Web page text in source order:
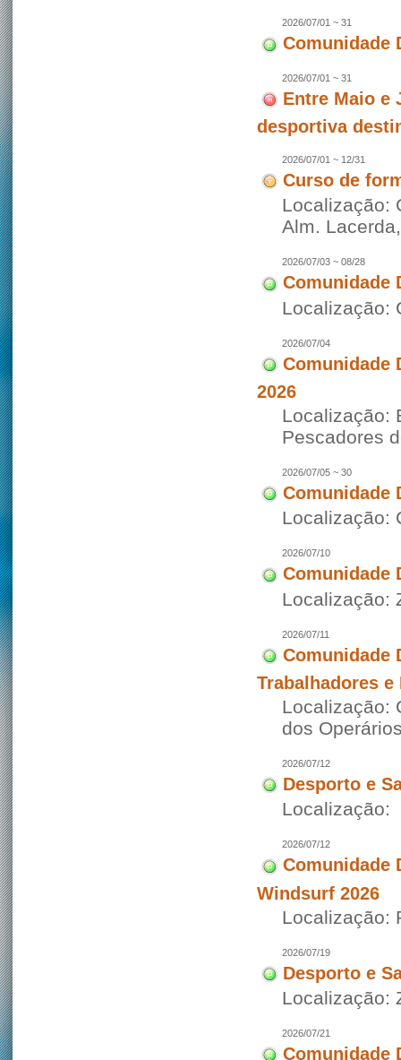
2026/07/01 ~ 31
Comunidade
2026/07/01 ~ 31
Entre Maio e
desportiva
2026/07/01 ~ 12/31
Curso de
Localização:
Alm.
2026/07/03 ~ 08/28
Comunidade
Localização:
2026/07/04
Comunidade
2026
Localização:
Pescadores
2026/07/05 ~ 30
Comunidade
Localização:
2026/07/10
Comunidade
Localização:
2026/07/11
Comunidade
Trabalhadores e
Localização:
dos
2026/07/12
Desporto e
Localização:
2026/07/12
Comunidade
Windsurf 2026
Localização:
2026/07/19
Desporto e
Localização:
2026/07/21
Comunidade